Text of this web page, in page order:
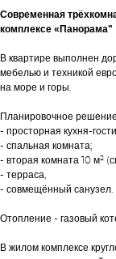
Современная
комплексе «Панорама"
В квартире выполнен
мебелью и техникой
на море и горы.
Планировочное
- просторная кухня-
- спальная комната;
- вторая комната 10 м²
- терраса,
- совмещённый санузел.
Отопление - газовый
В жилом комплексе